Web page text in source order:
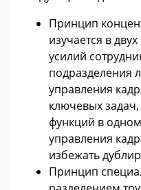
Принцип
изучается в
усилий
подразделения
управления
ключевых
функций в
управления
избежать
Принцип